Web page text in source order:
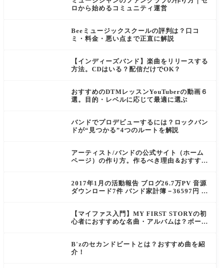
ロから始めるコミュニティ運営
Beeミュージックスクールの評判は？口コ
ミ・料金・悪い点まで正直に解説
【インディーズバンド】楽曲をリリースする
方法。CDはいる？配信だけでOK？
おすすめのDTMレッスンYouTuberの動画６
選。目的・レベルに応じて最適に選ぶ
バンドでプロデビューするには？ロックバン
ドが“見つかる”4つのルートを解説
アーティスト/バンドの公式サイト（ホーム
ページ）の作り方。作るべき理由＆おすすめ
2017年1月の活動報告 ブログ26.7万PV 音源
ダウンロード7件 バンド家計簿－36597円 フ
【マイファス入門】MY FIRST STORYの初
心者におすすめな名曲・アルバムは？ボーカ
B'zのセカンドビートとは？おすすめ曲を紹
介！